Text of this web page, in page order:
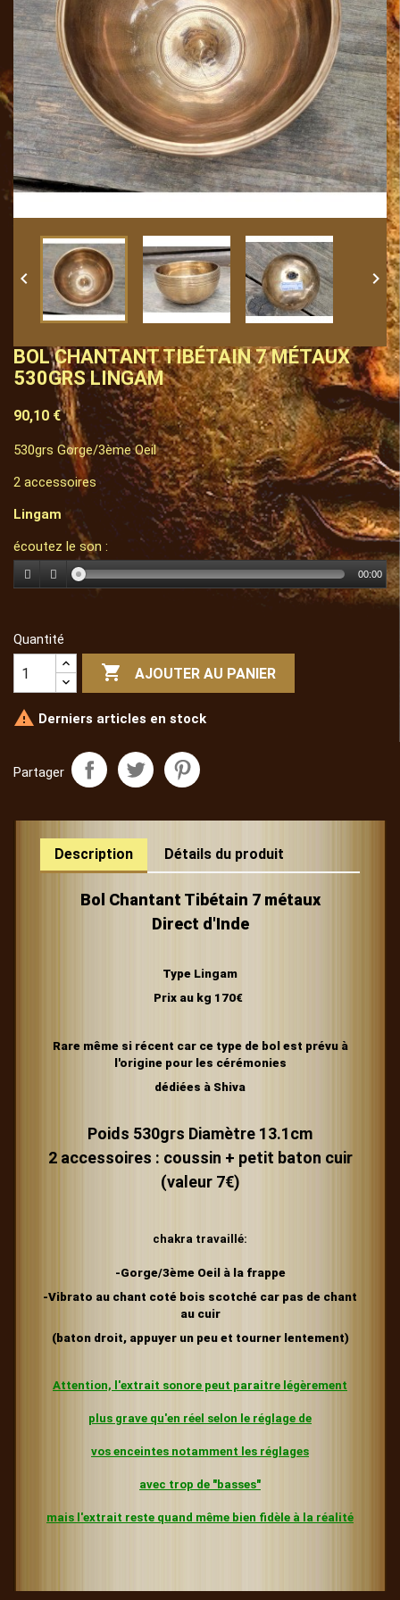
 
BOL CHANTANT TIBÉTAIN 7 MÉTAUX
530GRS LINGAM
90,10 €
530grs Gorge/3ème Oeil
2 accessoires
Lingam
écoutez le son :
00:00
Quantité
 AJOUTER AU PANIER
 Derniers articles en stock
Partager
Description Détails du produit
Bol Chantant Tibétain 7 métaux
Direct d'Inde
Type Lingam
Prix au kg 170€
Rare même si récent car ce type de bol est prévu à
l'origine pour les cérémonies
dédiées à Shiva
Poids 530grs Diamètre 13.1cm
2 accessoires : coussin + petit baton cuir
(valeur 7€)
chakra travaillé:
-Gorge/3ème Oeil à la frappe
-Vibrato au chant coté bois scotché car pas de chant
au cuir
(baton droit, appuyer un peu et tourner lentement)
Attention, l'extrait sonore peut paraitre légèrement
plus grave qu'en réel selon le réglage de
vos enceintes notamment les réglages
avec trop de "basses"
mais l'extrait reste quand même bien fidèle à la réalité